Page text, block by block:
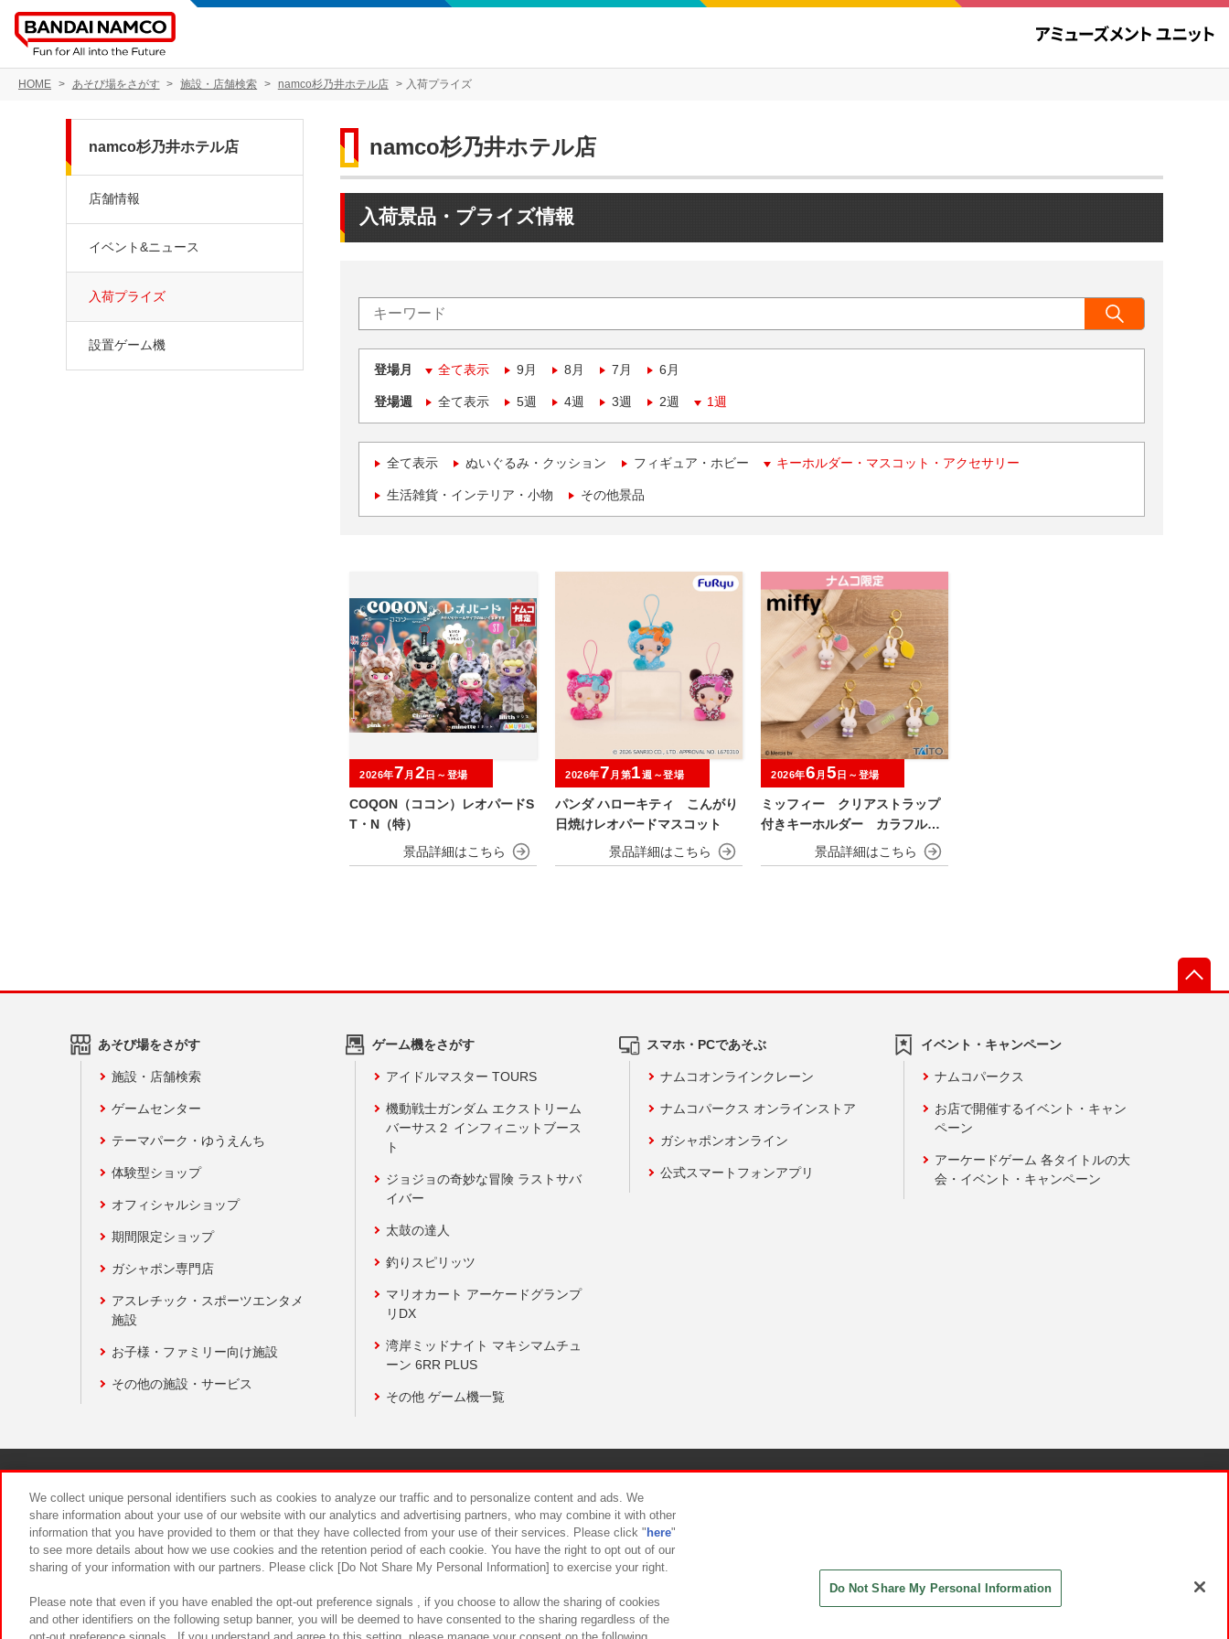
HOME あそび場をさがす 施設・店舗検索 namco杉乃井ホテル店 入荷プライズ
namco杉乃井ホテル店
入荷景品・プライズ情報
登場月 全て表示 9月 8月 7月 6月
登場週 全て表示 5週 4週 3週 2週 1週
全て表示 ぬいぐるみ・クッション フィギュア・ホビー キーホルダー・マスコット・アクセサリー
生活雑貨・インテリア・小物 その他景品
COQON（ココン）レオパードS
T・N（特）
2026年7 月 2 日～登場
パンダ ハローキティ こんがり
日焼けレオパードマスコット
2026年7 月第1週～登場
ミッフィー クリアストラップ
付きキーホルダー カラフルフ
ルーツver.
2026年6 月 5 日～登場
namco杉乃井ホテル店
店舗情報
イベント&ニュース
入荷プライズ
設置ゲーム機
あそび場をさがす
施設・店舗検索
ゲームセンター
テーマパーク・ゆうえんち
体験型ショップ
オフィシャルショップ
期間限定ショップ
ガシャポン専門店
アスレチック・スポーツエンタメ
施設
お子様・ファミリー向け施設
その他の施設・サービス
ゲーム機をさがす
アイドルマスター TOURS
機動戦士ガンダム エクストリーム
バーサス２ インフィニットブース
ト
ジョジョの奇妙な冒険 ラストサバ
イバー
太鼓の達人
釣りスピリッツ
マリオカート アーケードグランプ
リDX
湾岸ミッドナイト マキシマムチュ
ーン 6RR PLUS
その他 ゲーム機一覧
スマホ・PCであそぶ
ナムコオンラインクレーン
ナムコパークス オンラインストア
ガシャポンオンライン
公式スマートフォンアプリ
イベント・キャンペーン
ナムコパークス
お店で開催するイベント・キャン
ペーン
アーケードゲーム 各タイトルの大
会・イベント・キャンペーン
食品のご提供について カスタマーハラスメント対応方針
We collect unique personal identifiers such as cookies to analyze our traffic and to personalize content and ads. We
share information about your use of our website with our analytics and advertising partners, who may combine it with other
information that you have provided to them or that they have collected from your use of their services. Please click " here"
to see more details about how we use cookies and the retention period of each cookie. You have the right to opt out of our
sharing of your information with our partners. Please click [Do Not Share My Personal Information] to exercise your right.
Please note that even if you have enabled the opt-out preference signals , if you choose to allow the sharing of cookies
and other identifiers on the following setup banner, you will be deemed to have consented to the sharing regardless of the
Do Not Share My Personal Information